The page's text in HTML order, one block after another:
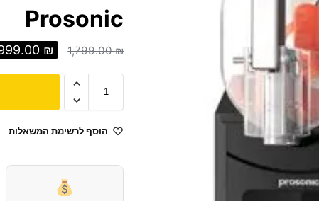
Prosonic
1,799.00₪
₪
הוסף לרשימת המשאלות